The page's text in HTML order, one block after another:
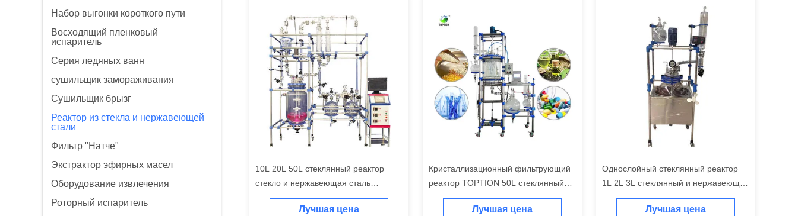
Набор выгонки короткого пути
Восходящий пленковый
испаритель
Серия ледяных ванн
сушильщик замораживания
Сушильщик брызг
Реактор из стекла и нержавеющей
стали
Фильтр "Натче"
Экстрактор эфирных масел
Оборудование извлечения
Роторный испаритель
10L 20L 50L стеклянный реактор
стекло и нержавеющая сталь
реактор
Лучшая цена
Кристаллизационный фильтрующий
реактор TOPTION 50L стеклянный
реактор
Лучшая цена
Однослойный стеклянный реактор
1L 2L 3L стеклянный и нержавеющая
сталь реактор
Лучшая цена